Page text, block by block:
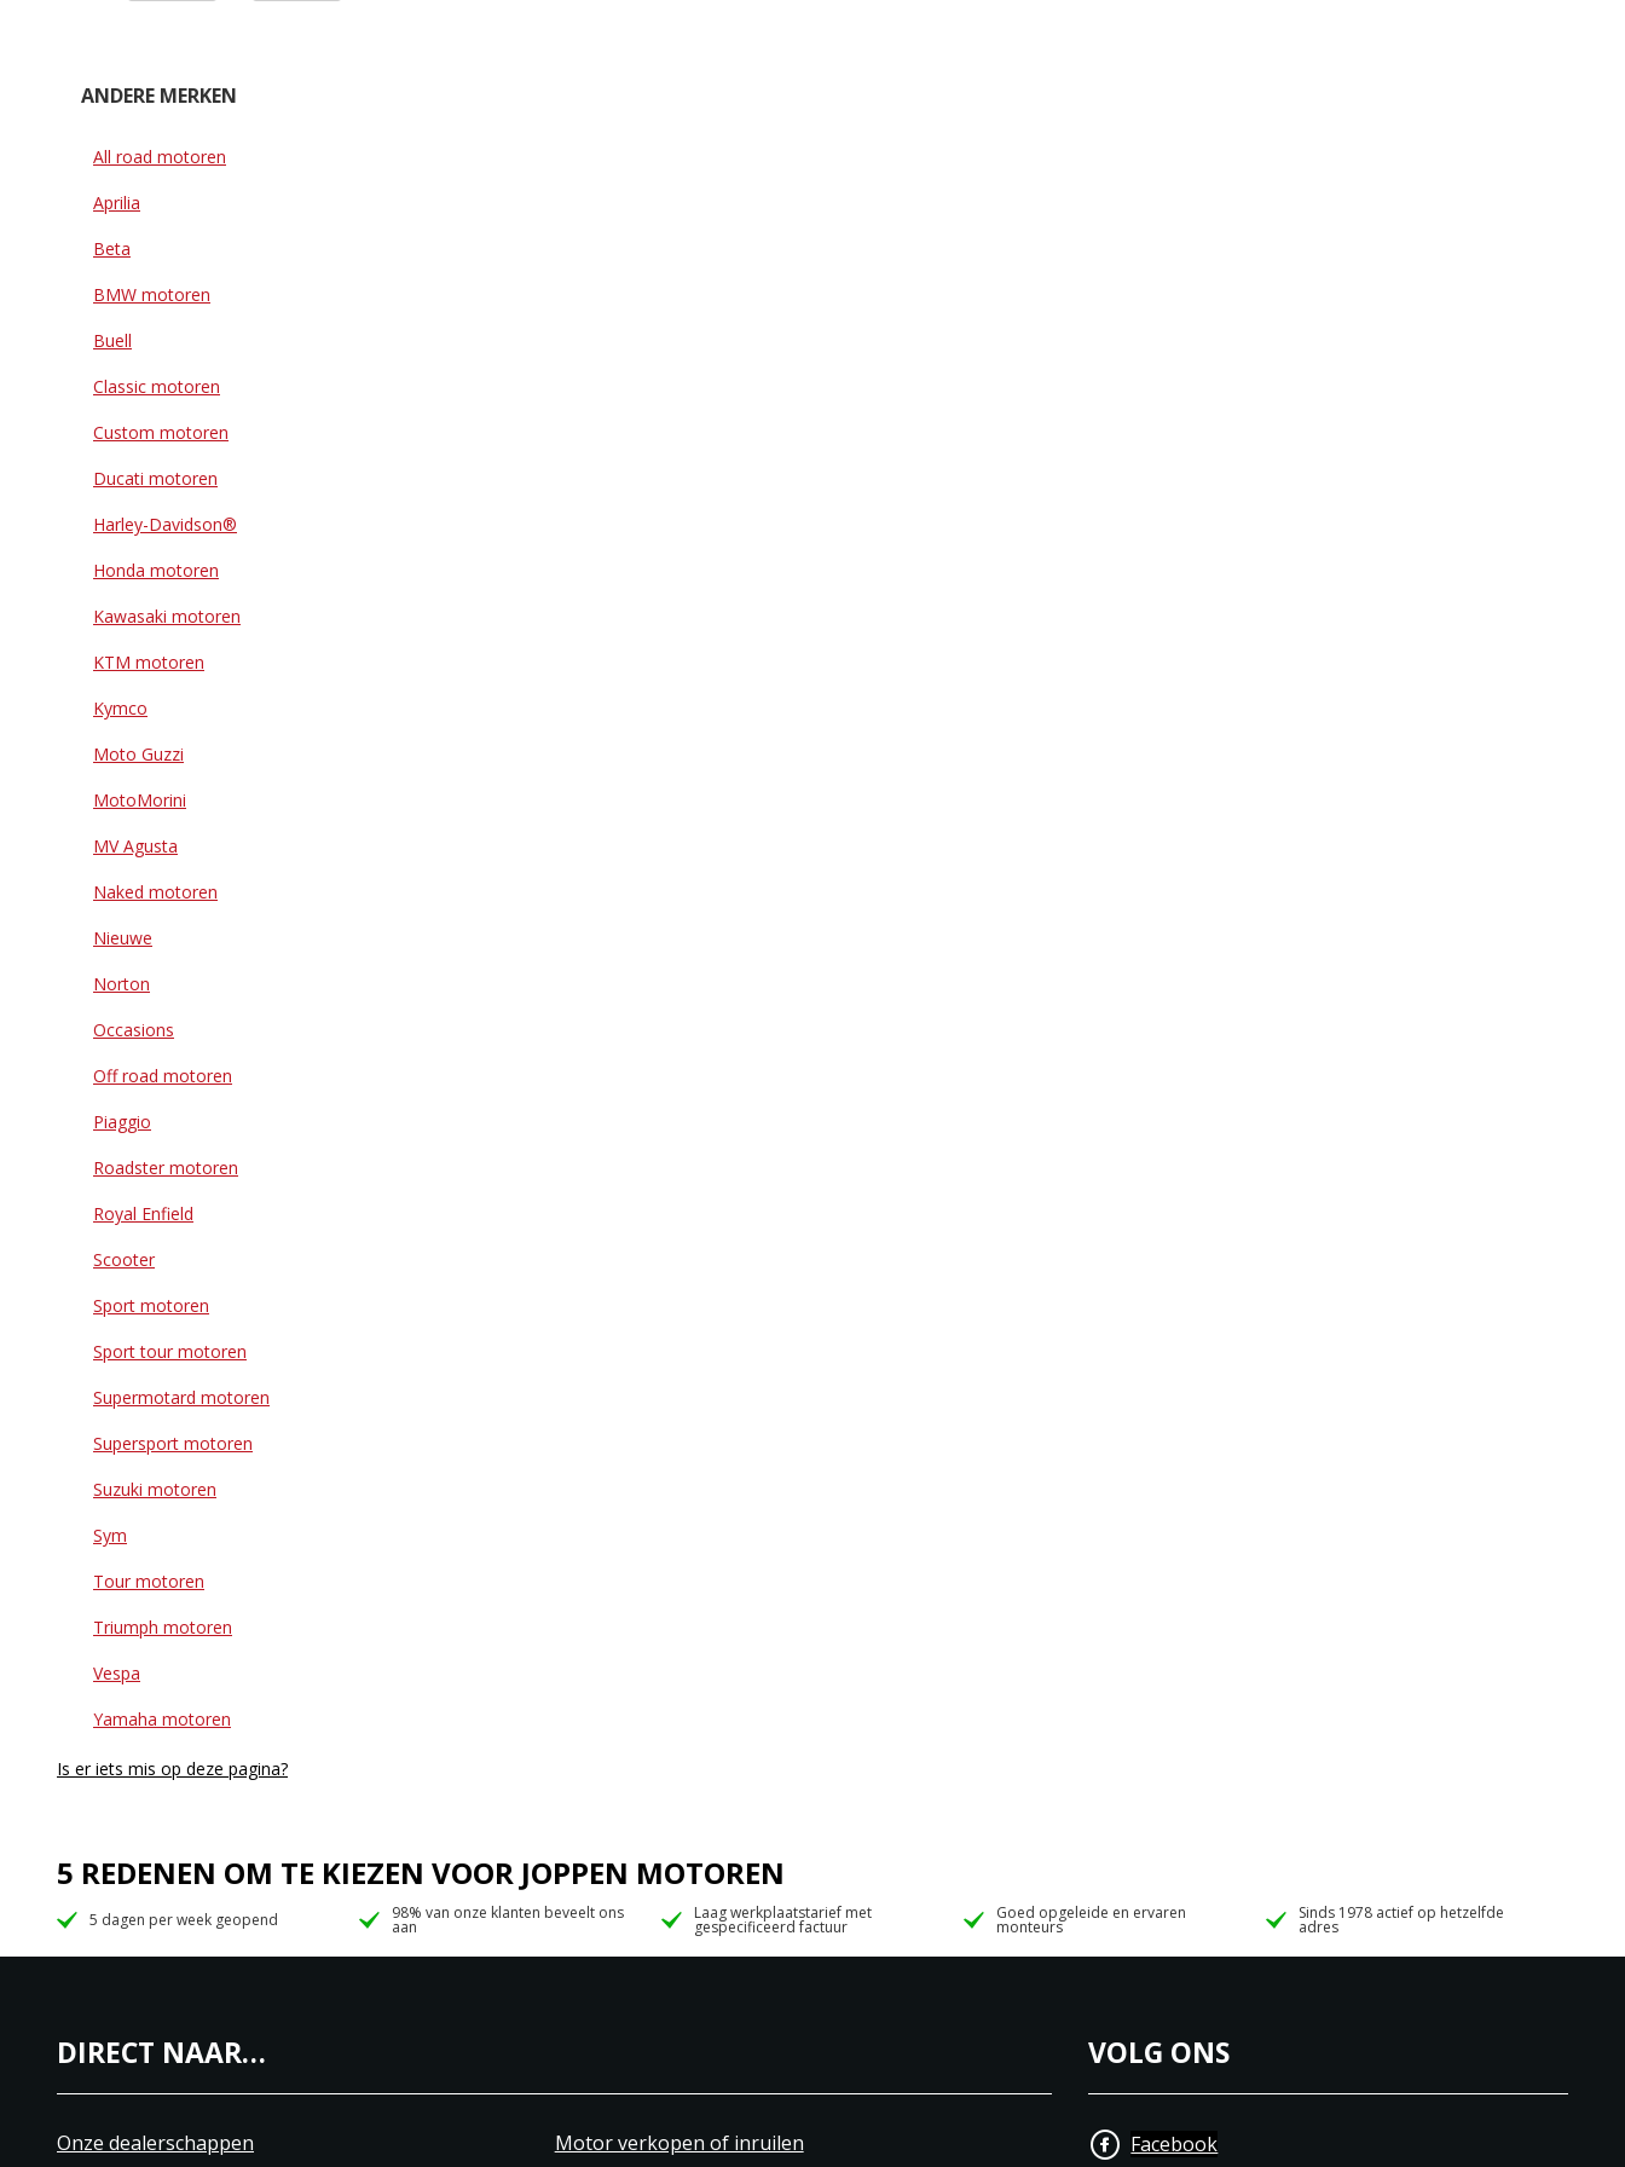
ANDERE MERKEN
All road motoren
Aprilia
Beta
BMW motoren
Buell
Classic motoren
Custom motoren
Ducati motoren
Harley-Davidson®
Honda motoren
Kawasaki motoren
KTM motoren
Kymco
Moto Guzzi
MotoMorini
MV Agusta
Naked motoren
Nieuwe
Norton
Occasions
Off road motoren
Piaggio
Roadster motoren
Royal Enfield
Scooter
Sport motoren
Sport tour motoren
Supermotard motoren
Supersport motoren
Suzuki motoren
Sym
Tour motoren
Triumph motoren
Vespa
Yamaha motoren
Is er iets mis op deze pagina?
5 REDENEN OM TE KIEZEN VOOR JOPPEN MOTOREN
5 dagen per week geopend 98% van onze klanten beveelt ons
aan
Laag werkplaatstarief met
gespecificeerd factuur
Goed opgeleide en ervaren
monteurs
Sinds 1978 actief op hetzelfde
adres
DIRECT NAAR…
Onze dealerschappen Motor verkopen of inruilen
VOLG ONS
Facebook